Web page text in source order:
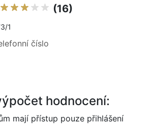
(16)
1
číslo
hodnocení:
mají přístup pouze přihlášení